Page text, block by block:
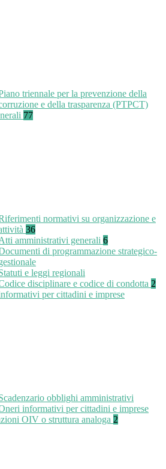
triennale per la prevenzione della
e della trasparenza (PTPCT)
77
normativi su organizzazione e
36
amministrativi generali 6
di programmazione strategico-
e leggi regionali
disciplinare e codice di condotta 2
per cittadini e imprese
obblighi amministrativi
informativi per cittadini e imprese
OIV o struttura analoga 2